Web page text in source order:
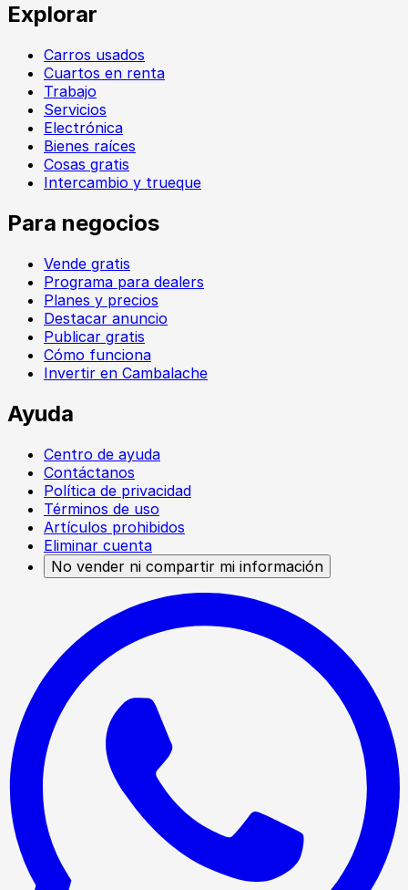
Explorar
Carros usados
Cuartos en renta
Trabajo
Servicios
Electrónica
Bienes raíces
Cosas gratis
Intercambio y trueque
Para negocios
Vende gratis
Programa para dealers
Planes y precios
Destacar anuncio
Publicar gratis
Cómo funciona
Invertir en Cambalache
Ayuda
Centro de ayuda
Contáctanos
Política de privacidad
Términos de uso
Artículos prohibidos
Eliminar cuenta
No vender ni compartir mi información